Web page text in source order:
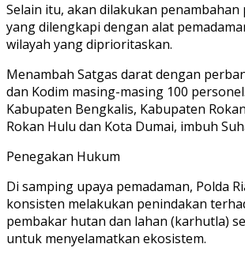
Selain itu, akan dilakukan
yang dilengkapi dengan alat
wilayah yang diprioritaskan.
Menambah Satgas darat dengan
dan Kodim masing-masing 100
Kabupaten Bengkalis, Kabupaten
Rokan Hulu dan Kota Dumai, imbuh
Penegakan Hukum
Di samping upaya pemadaman, Polda
konsisten melakukan penindakan
pembakar hutan dan lahan (karhutla)
untuk menyelamatkan ekosistem.